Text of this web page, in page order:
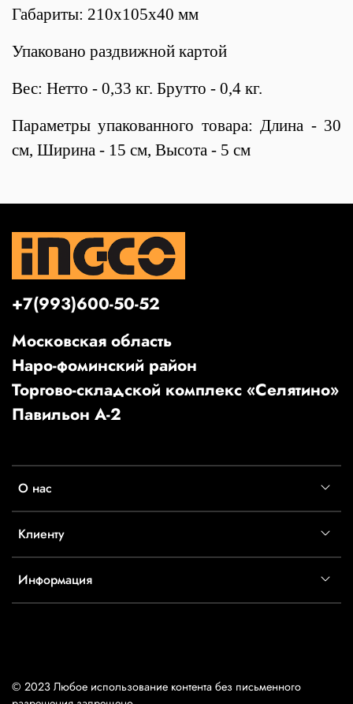
Габариты: 210х105х40 мм
Упаковано раздвижной картой
Вес: Нетто - 0,33 кг. Брутто - 0,4 кг.
Параметры упакованного товара: Длина - 30
см, Ширина - 15 см, Высота - 5 см
О нас
Клиенту
Информация
+7(993)600-50-52
Московская область
Наро-фоминский район
Торгово-складской комплекс «Селятино»
Павильон А-2
© 2023 Любое использование контента без письменного